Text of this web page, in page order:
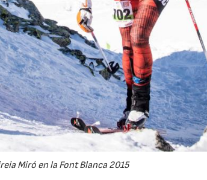
Miró en la Font Blanca 2015